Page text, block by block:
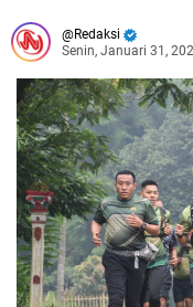
Redaksi
Senin, Januari 31,